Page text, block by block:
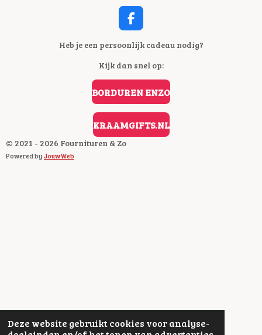
Deze website gebruikt cookies voor analyse-
F
A
C
B
O
O
Heb je een persoonlijk cadeau nodig?
Kijk dan snel op:
BORDUREN ENZO
KRAAMGIFTS.NL
© 2021 - 2026 Fournituren & Zo
Powered byJouwWeb